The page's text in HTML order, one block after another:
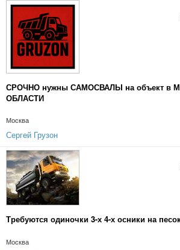
СРОЧНО нужны САМОСВАЛЫ на объект в
ОБЛАСТИ
Москва
Сергей Грузон
Требуются одиночки 3-х 4-х осники на
Москва